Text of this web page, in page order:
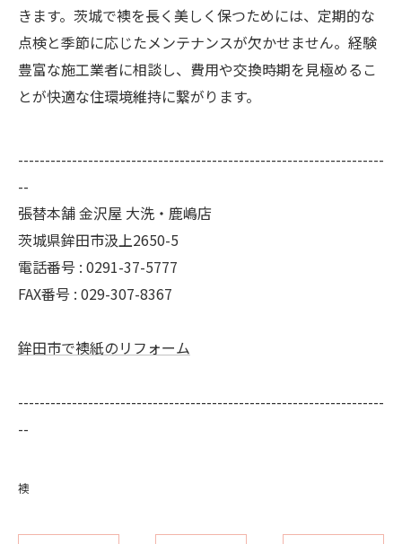
きます。茨城で襖を長く美しく保つためには、定期的な
点検と季節に応じたメンテナンスが欠かせません。経験
豊富な施工業者に相談し、費用や交換時期を見極めるこ
とが快適な住環境維持に繋がります。
--------------------------------------------------------------------
--
張替本舗 金沢屋 大洗・鹿嶋店
茨城県鉾田市汲上2650-5
電話番号 : 0291-37-5777
FAX番号 : 029-307-8367
鉾田市で襖紙のリフォーム
--------------------------------------------------------------------
--
襖